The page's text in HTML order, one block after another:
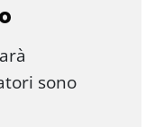
sono